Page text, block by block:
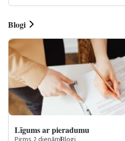
Blogi
Līgums ar pieradumu